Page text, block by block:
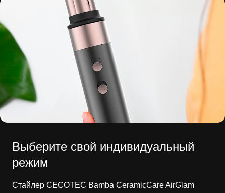
Выберите свой индивидуальный
режим
Стайлер CECOTEC Bamba CeramicCare AirGlam